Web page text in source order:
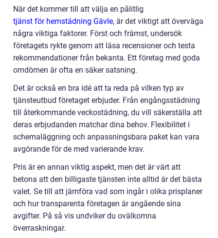
När det kommer till att välja en pålitlig
tjänst för hemstädning Gävle, är det viktigt att överväga
några viktiga faktorer. Först och främst, undersök
företagets rykte genom att läsa recensioner och testa
rekommendationer från bekanta. Ett företag med goda
omdömen är ofta en säker satsning.
Det är också en bra idé att ta reda på vilken typ av
tjänsteutbud företaget erbjuder. Från engångsstädning
till återkommande veckostädning, du vill säkerställa att
deras erbjudanden matchar dina behov. Flexibilitet i
schemaläggning och anpassningsbara paket kan vara
avgörande för de med varierande krav.
Pris är en annan viktig aspekt, men det är värt att
betona att den billigaste tjänsten inte alltid är det bästa
valet. Se till att jämföra vad som ingår i olika prisplaner
och hur transparenta företagen är angående sina
avgifter. På så vis undviker du ovälkomna
överraskningar.